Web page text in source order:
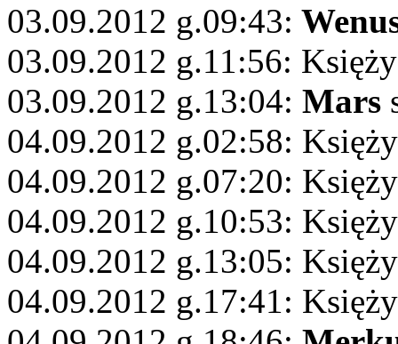
03.09.2012 g.09:43:
03.09.2012 g.11:56:
03.09.2012 g.13:04: Mars
04.09.2012 g.02:58:
04.09.2012 g.07:20:
04.09.2012 g.10:53:
04.09.2012 g.13:05:
04.09.2012 g.17:41: